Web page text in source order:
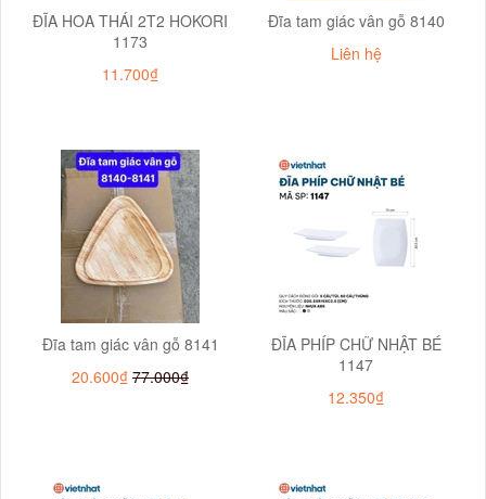
ĐĨA HOA THÁI 2T2 HOKORI
1173
11.700₫
Đĩa tam giác vân gỗ 8140
Liên hệ
Đĩa tam giác vân gỗ 8141
20.600₫ 77.000₫
ĐĨA PHÍP CHỮ NHẬT BÉ
1147
12.350₫